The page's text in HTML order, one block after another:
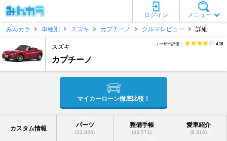
メニュー
ログイン
みんカラ
車種別 スズキ カプチーノ クルマレビュー 詳細
スズキ
カプチーノ
ユーザー評価： 4.18
マイカーローン徹底比較！
カスタム情報 パーツ
(33,826)
整備手帳
(33,571)
愛車紹介
(6,316)